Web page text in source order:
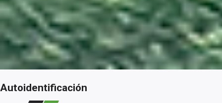
Autoidentificación